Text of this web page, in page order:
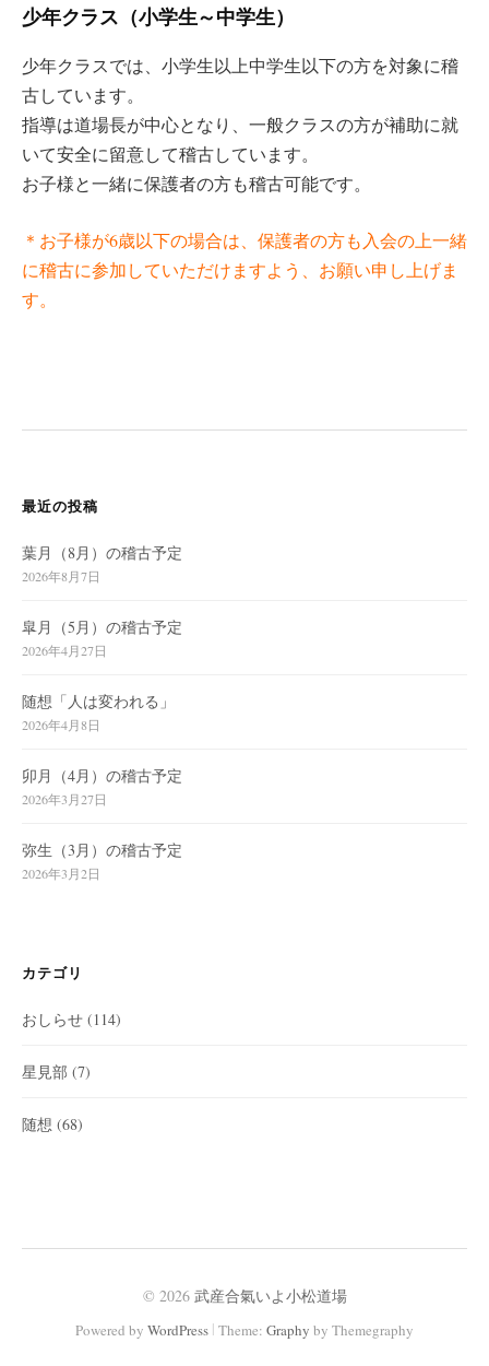
少年クラス（小学生～中学生）
少年クラスでは、小学生以上中学生以下の方を対象に稽
古しています。
指導は道場長が中心となり、一般クラスの方が補助に就
いて安全に留意して稽古しています。
お子様と一緒に保護者の方も稽古可能です。
＊お子様が6歳以下の場合は、保護者の方も入会の上一緒
に稽古に参加していただけますよう、お願い申し上げま
す。
最近の投稿
葉月（8月）の稽古予定
2026年8月7日
皐月（5月）の稽古予定
2026年4月27日
随想「人は変われる」
2026年4月8日
卯月（4月）の稽古予定
2026年3月27日
弥生（3月）の稽古予定
2026年3月2日
カテゴリ
おしらせ (114)
星見部 (7)
随想 (68)
© 2026 武産合氣いよ小松道場
Powered by WordPress | Theme: Graphy by Themegraphy